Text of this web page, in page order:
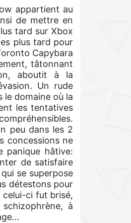
appartient au
de mettre en
tard sur Xbox
plus tard pour
Capybara
tâtonnant
aboutit à la
Un rude
le domaine où la
les tentatives
peu dans les 2
concessions ne
panique hâtive:
de satisfaire
se superpose
détestons pour
celui-ci fut brisé,
à